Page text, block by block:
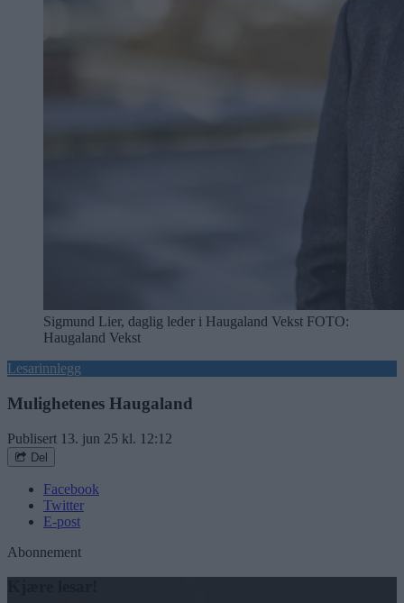
Sigmund Lier, daglig leder i Haugaland Vekst FOTO:
Haugaland Vekst
Lesarinnlegg
Mulighetenes Haugaland
Publisert 13. jun 25 kl. 12:12
Del
Facebook
Twitter
E-post
Abonnement